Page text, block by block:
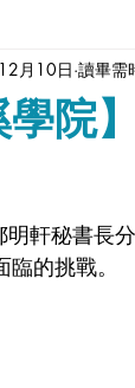
學院
月10日 讀畢需
軒秘書長
的挑戰。